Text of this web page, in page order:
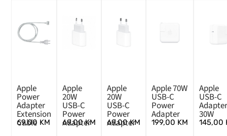
Apple
Power
Adapter
Extension
Cable
69,00 KM
Apple
20W
USB-C
Power
Adapter
69,00KM
Apple
20W
USB-C
Power
Adapter
69,00KM
Apple 70W
USB-C
Power
Adapter
199,00 KM
Apple
USB-C
30W
145,00